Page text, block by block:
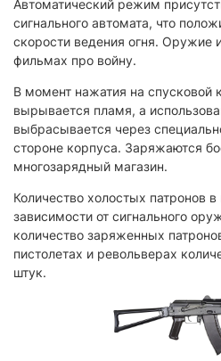
Автоматический режим
сигнального автомата, что
скорости ведения огня. Оружие
фильмах про войну.
В момент нажатия на спусковой
вырывается пламя, а
выбрасывается через
стороне корпуса. Заряжаются
многозарядный магазин.
Количество холостых патронов в
зависимости от сигнального
количество заряженных
пистолетах и револьверах
штук.